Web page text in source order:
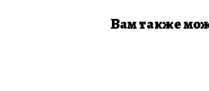
Вам также